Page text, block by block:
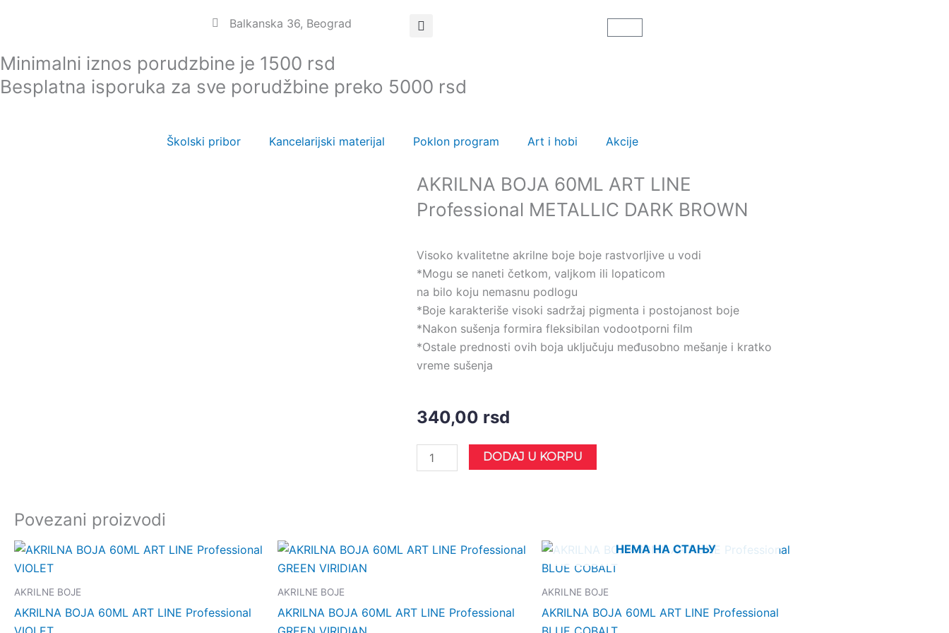
Balkanska 36, Beograd
Minimalni iznos porudzbine je 1500 rsd
Besplatna isporuka za sve porudžbine preko 5000 rsd
Školski pribor Kancelarijski materijal Poklon program Art i hobi Akcije
AKRILNA BOJA 60ML ART LINE
Professional METALLIC DARK BROWN
Visoko kvalitetne akrilne boje boje rastvorljive u vodi
*Mogu se naneti četkom, valjkom ili lopaticom
na bilo koju nemasnu podlogu
*Boje karakteriše visoki sadržaj pigmenta i postojanost boje
*Nakon sušenja formira fleksibilan vodootporni film
*Ostale prednosti ovih boja uključuju međusobno mešanje i kratko
vreme sušenja
340,00 rsd
AKRILNA
BOJA
Professional
количина
DODAJ U KORPU
Povezani proizvodi
AKRILNE BOJE
AKRILNA BOJA 60ML ART LINE Professional
AKRILNE BOJE
AKRILNA BOJA 60ML ART LINE Professional
НЕМА НА СТАЊУ
AKRILNE BOJE
AKRILNA BOJA 60ML ART LINE Professional